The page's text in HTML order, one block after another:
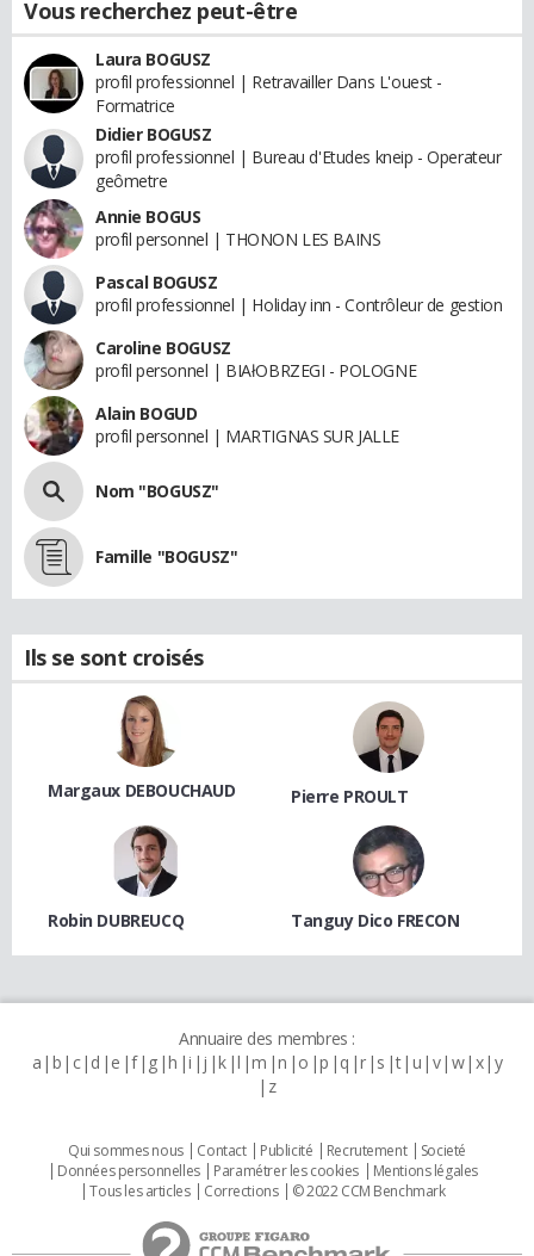
Vous recherchez peut-être
Laura BOGUSZ
profil professionnel | Retravailler Dans L'ouest -
Formatrice
Didier BOGUSZ
profil professionnel | Bureau d'Etudes kneip - Operateur
geômetre
Annie BOGUS
profil personnel | THONON LES BAINS
Pascal BOGUSZ
profil professionnel | Holiday inn - Contrôleur de gestion
Caroline BOGUSZ
profil personnel | BIAłOBRZEGI - POLOGNE
Alain BOGUD
profil personnel | MARTIGNAS SUR JALLE
Nom "BOGUSZ"
Famille "BOGUSZ"
Ils se sont croisés
Margaux DEBOUCHAUD Pierre PROULT
Robin DUBREUCQ Tanguy Dico FRECON
Annuaire des membres :
a b c d e f g h i j k l m n o p q r s t u v w x y
z
Qui sommes nous Contact Publicité Recrutement
Societé
Données personnelles
Paramétrer les cookies
Mentions légales
Tous les articles
Corrections © 2022 CCM Benchmark